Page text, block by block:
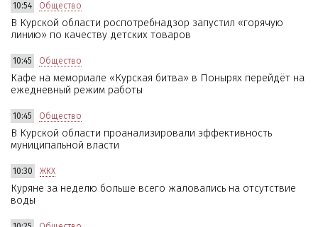
10:54 Общество
В Курской области роспотребнадзор запустил «горячую
линию» по качеству детских товаров
10:45 Общество
Кафе на мемориале «Курская битва» в Понырях перейдёт на
ежедневный режим работы
10:45 Общество
В Курской области проанализировали эффективность
муниципальной власти
10:30 ЖКХ
Куряне за неделю больше всего жаловались на отсутствие
воды